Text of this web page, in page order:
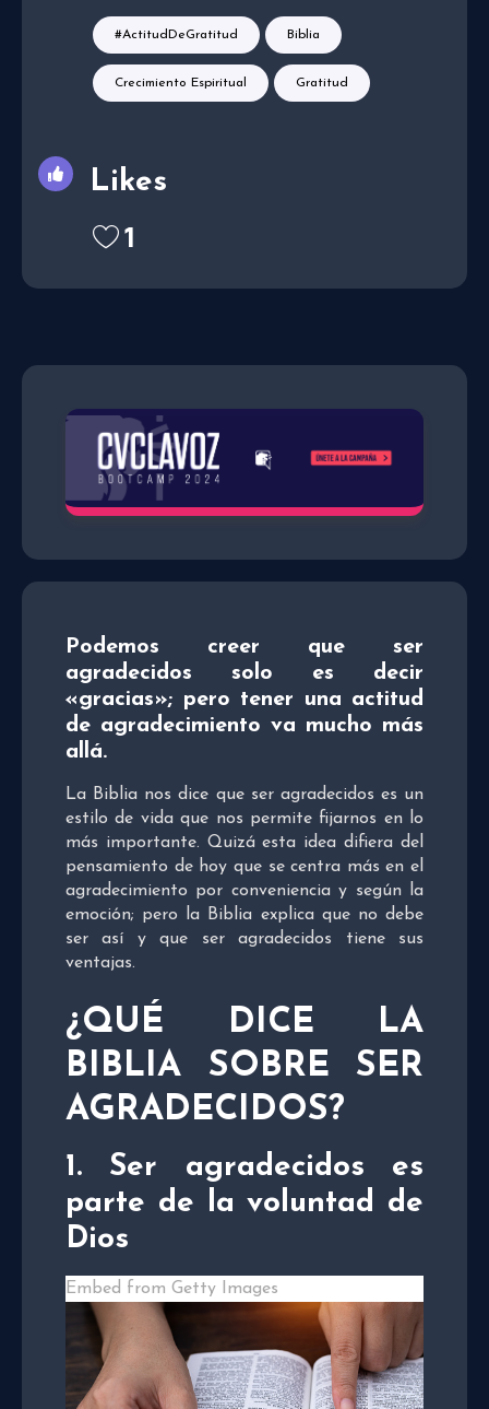
Podemos creer que ser
agradecidos solo es decir
«gracias»; pero tener una actitud
de agradecimiento va mucho más
allá.
La Biblia nos dice que ser agradecidos es un
estilo de vida que nos permite fijarnos en lo
más importante. Quizá esta idea difiera del
pensamiento de hoy que se centra más en el
agradecimiento por conveniencia y según la
emoción; pero la Biblia explica que no debe
ser así y que ser agradecidos tiene sus
ventajas.
¿QUÉ DICE LA
BIBLIA SOBRE SER
AGRADECIDOS?
1. Ser agradecidos es
parte de la voluntad de
Dios
Embed from Getty Images
#ActitudDeGratitud Biblia
Crecimiento Espiritual Gratitud
Likes
1